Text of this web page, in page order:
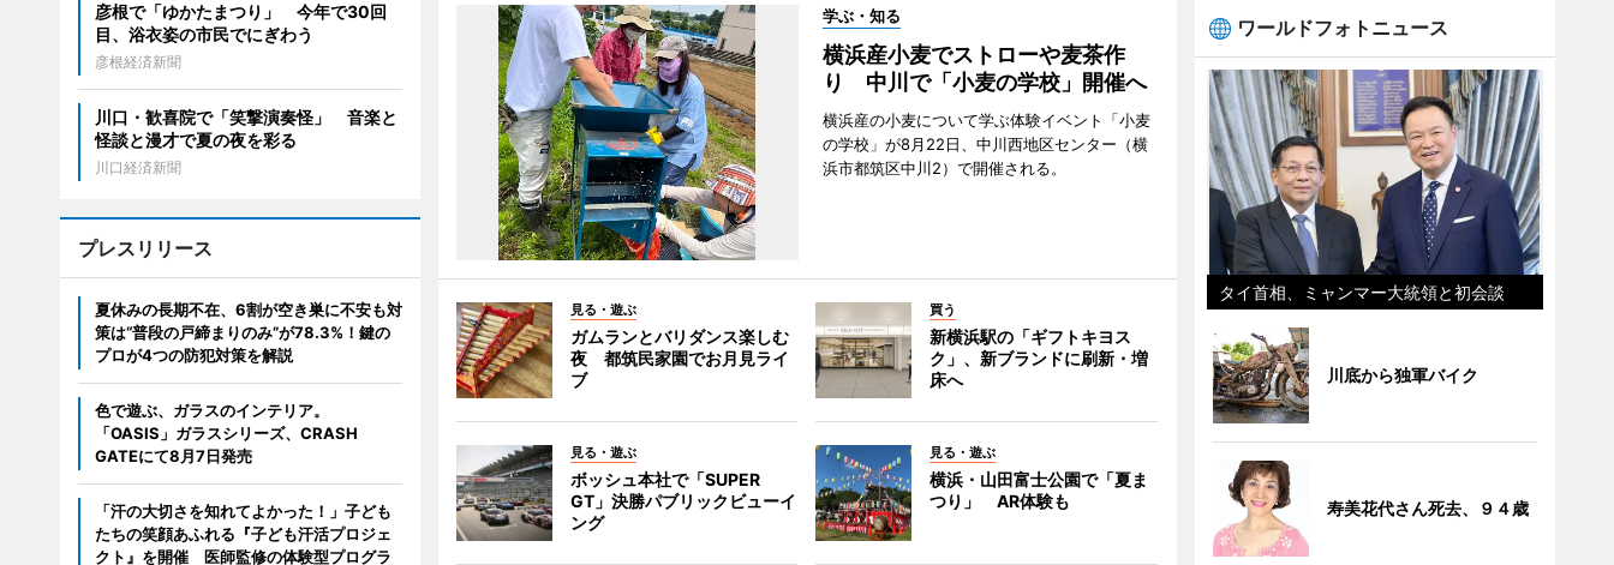
学ぶ・知る
横浜産小麦でストローや麦茶作
り 中川で「小麦の学校」開催へ
横浜産の小麦について学ぶ体験イベント「小麦
の学校」が8月22日、中川西地区センター（横
浜市都筑区中川2）で開催される。
見る・遊ぶ
ガムランとバリダンス楽しむ
夜 都筑民家園でお月見ライ
ブ
買う
新横浜駅の「ギフトキヨス
ク」、新ブランドに刷新・増
床へ
見る・遊ぶ
ボッシュ本社で「SUPER
GT」決勝パブリックビューイ
ング
見る・遊ぶ
横浜・山田富士公園で「夏ま
つり」 AR体験も
彦根で「ゆかたまつり」 今年で30回
目、浴衣姿の市民でにぎわう
彦根経済新聞
川口・歓喜院で「笑撃演奏怪」 音楽と
怪談と漫才で夏の夜を彩る
川口経済新聞
プレスリリース
夏休みの長期不在、6割が空き巣に不安も対
策は“普段の戸締まりのみ”が78.3%！鍵の
プロが4つの防犯対策を解説
色で遊ぶ、ガラスのインテリア。
「OASIS」ガラスシリーズ、CRASH
GATEにて8月7日発売
「汗の大切さを知れてよかった！」子ども
たちの笑顔あふれる『子ども汗活プロジェ
クト』を開催 医師監修の体験型プログラ
ワールドフォトニュース
タイ首相、ミャンマー大統領と初会談
川底から独軍バイク
寿美花代さん死去、９４歳